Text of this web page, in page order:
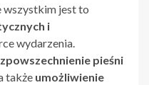
wszystkim jest to
i
wydarzenia.
pieśni
także umożliwienie